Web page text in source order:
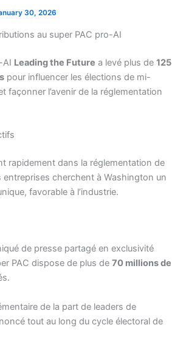
30, 2026
au super PAC pro-AI
AI Leading the Future a levé plus de125
pour influencer les élections de mi-
façonner l’avenir de la réglementation
rapidement dans la réglementation de
entreprises cherchent à Washington un
favorable à l’industrie.
de presse partagé en exclusivité
PAC dispose de plus de70 millions de
de la part de leaders de
tout au long du cycle électoral de